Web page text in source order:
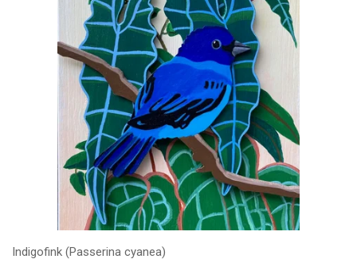
Indigofink (Passerina cyanea)